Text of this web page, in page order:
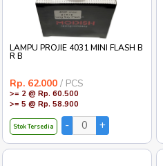
LAMPU PROJIE 4031 MINI FLASH B
R B
Rp. 62.000 / PCS
>= 2 @ Rp. 60.500
>= 5 @ Rp. 58.900
Stok Tersedia